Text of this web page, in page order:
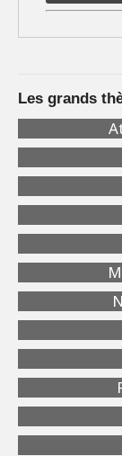
Les grands